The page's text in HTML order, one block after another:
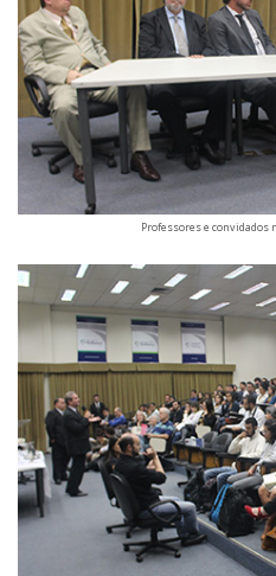
Professores e convidados